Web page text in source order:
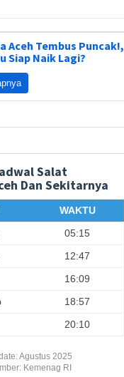
Aceh Tembus Puncak!,
Siap Naik Lagi?
Salat
Dan Sekitarnya
WAKTU
05:15
12:47
16:09
18:57
20:10
Agustus 2025
Kemenag RI